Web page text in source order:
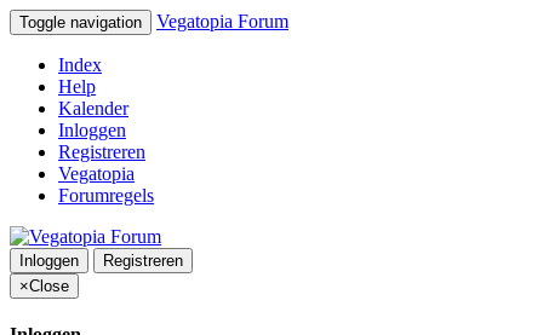
Toggle navigation Vegatopia Forum
Index
Help
Kalender
Inloggen
Registreren
Vegatopia
Forumregels
Inloggen
Registreren
×Close